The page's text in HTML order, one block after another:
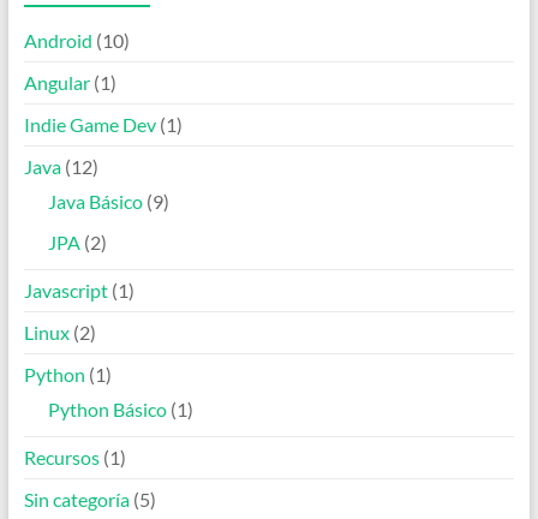
Android (10)
Angular(1)
Indie Game Dev(1)
Java(12)
Java Básico(9)
JPA (2)
Javascript(1)
Linux(2)
Python (1)
Python Básico(1)
Recursos(1)
Sin categoría(5)